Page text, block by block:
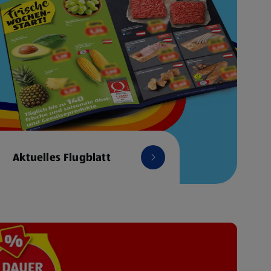
Aktuelles Flugblatt